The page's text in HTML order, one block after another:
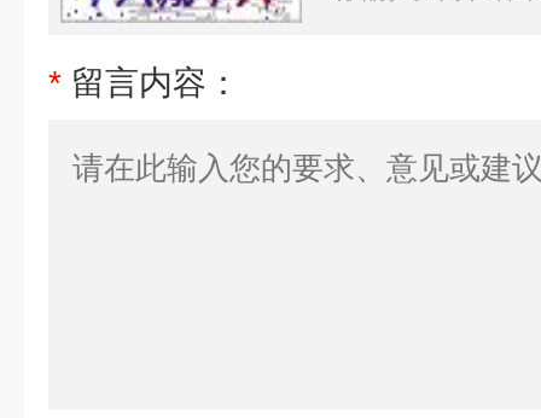
* 留言内容：